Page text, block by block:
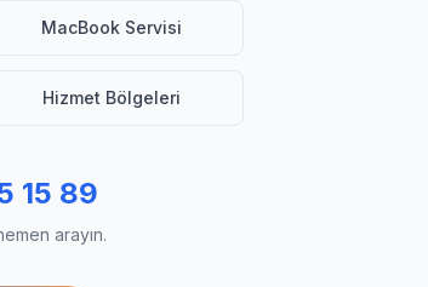
MacBook Servisi
Hizmet Bölgeleri
15 89
arayın.